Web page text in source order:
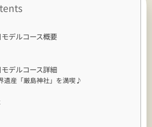
デルコース概要
デルコース詳細
遺産「厳島神社」を満喫♪